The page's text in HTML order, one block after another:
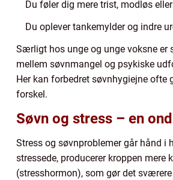
Du føler dig mere trist, modløs
Du oplever tankemylder og indre
Særligt hos unge og unge voksne er
mellem søvnmangel og psykiske
Her kan forbedret søvnhygiejne ofte
forskel.
Søvn og stress – en
Stress og søvnproblemer går hånd i
stressede, producerer kroppen mere
(stresshormon), som gør det